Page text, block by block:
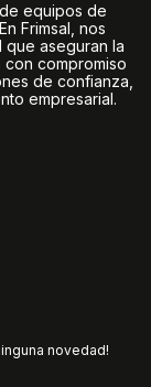
novedad!
equipos de
Frimsal, nos
aseguran la
compromiso
de confianza,
empresarial.